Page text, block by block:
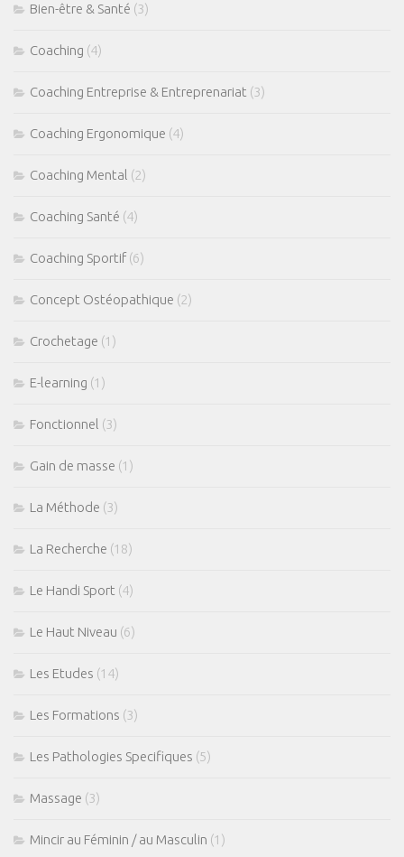
Bien-être & Santé (3)
Coaching (4)
Coaching Entreprise & Entreprenariat (3)
Coaching Ergonomique (4)
Coaching Mental (2)
Coaching Santé (4)
Coaching Sportif(6)
Concept Ostéopathique (2)
Crochetage (1)
E-learning (1)
Fonctionnel (3)
Gain de masse (1)
La Méthode (3)
La Recherche (18)
Le Handi Sport (4)
Le Haut Niveau (6)
Les Etudes (14)
Les Formations (3)
Les Pathologies Specifiques (5)
Massage (3)
Mincir au Féminin / au Masculin (1)